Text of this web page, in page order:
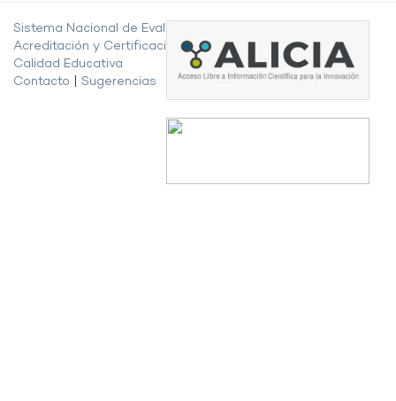
Sistema Nacional de Evaluación,
Acreditación y Certificación de la
Calidad Educativa
Contacto
Sugerencias